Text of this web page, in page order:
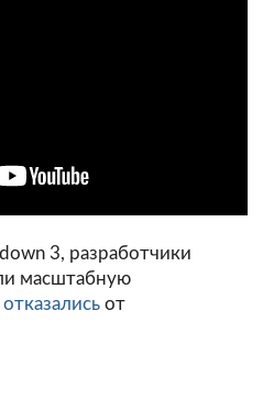
3, разработчики
масштабную
отказались от